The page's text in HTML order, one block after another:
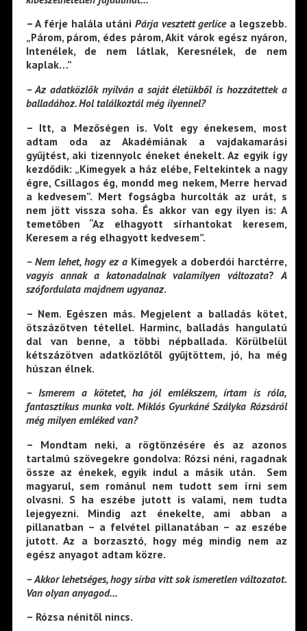
– A férje halála utáni Párja vesztett gerlice a legszebb.
„Párom, párom, édes párom, Akit várok egész nyáron,
Intenélek, de nem látlak, Keresnélek, de nem
kaplak…”
– Az adatközlők nyilván a saját életükből is hozzátettek a
balladához. Hol találkoztál még ilyennel?
– Itt, a Mezőségen is. Volt egy énekesem, most
adtam oda az Akadémiának a vajdakamarási
gyűjtést, aki tizennyolc éneket énekelt. Az egyik így
kezdődik: „Kimegyek a ház elébe, Feltekintek a nagy
égre, Csillagos ég, mondd meg nekem, Merre hervad
a kedvesem”. Mert fogságba hurcolták az urát, s
nem jött vissza soha. És akkor van egy ilyen is: A
temetőben “Az elhagyott sírhantokat keresem,
Keresem a rég elhagyott kedvesem”.
– Nem lehet, hogy ez a Kimegyek a doberdói harctérre,
vagyis annak a katonadalnak valamilyen változata?A
szófordulata majdnem ugyanaz.
– Nem. Egészen más. Megjelent a balladás kötet,
ötszázötven tétellel. Harminc, balladás hangulatú
dal van benne, a többi népballada. Körülbelül
kétszázötven adatközlőtől gyűjtöttem, jó, ha még
húszan élnek.
– Ismerem a kötetet, ha jól emlékszem, írtam is róla,
fantasztikus munka volt. Miklós Gyurkáné Szályka Rózsáról
még milyen emléked van?
– Mondtam neki, a rögtönzésére és az azonos
tartalmú szövegekre gondolva: Rózsi néni, ragadnak
össze az énekek, egyik indul a másik után. Sem
magyarul, sem románul nem tudott sem írni sem
olvasni. S ha eszébe jutott is valami, nem tudta
lejegyezni. Mindig azt énekelte, ami abban a
pillanatban – a felvétel pillanatában – az eszébe
jutott. Az a borzasztó, hogy még mindig nem az
egész anyagot adtam közre.
– Akkor lehetséges, hogy sírba vitt sok ismeretlen változatot.
Van olyan anyagod…
– Rózsa nénitől nincs.